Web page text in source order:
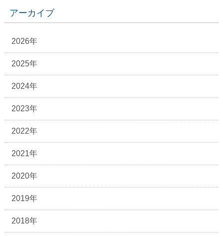
アーカイブ
2026年
2025年
2024年
2023年
2022年
2021年
2020年
2019年
2018年